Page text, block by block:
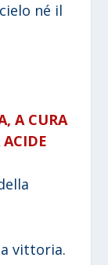
né il
A CURA
vittoria.